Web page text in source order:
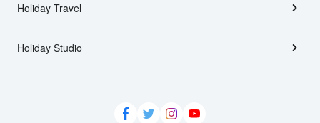
Holiday Travel
Holiday Studio